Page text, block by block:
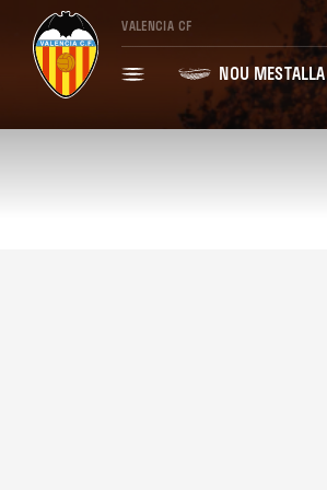
VALENCIA CF
NOU MESTALLA